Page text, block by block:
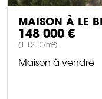
MAISON À LE
148 000 €
(1 121€/m²)
Maison à vendre